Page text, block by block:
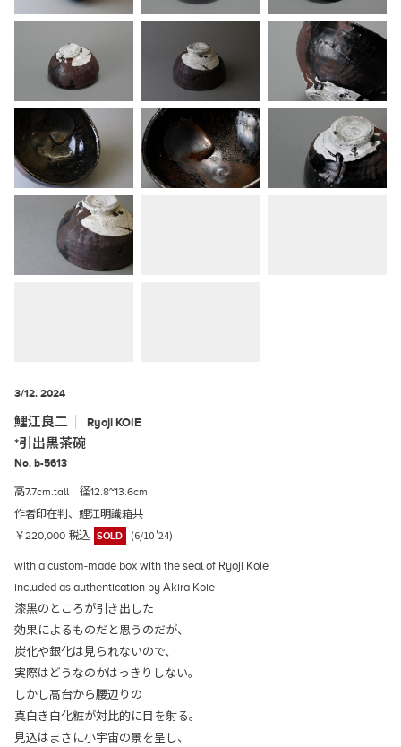
3/12. 2024
鯉江良二 Ryoji KOIE
*引出黒茶碗
No. b-5613
高7.7cm.tall 径12.8~13.6cm
作者印在判、鯉江明識箱共
￥220,000 税込
SOLD (6/10 '24)
with a custom-made box with the seal of Ryoji Koie
included as authentication by Akira Koie
漆黒のところが引き出した
効果によるものだと思うのだが、
炭化や銀化は見られないので、
実際はどうなのかはっきりしない。
しかし高台から腰辺りの
真白き白化粧が対比的に目を射る。
見込はまさに小宇宙の景を呈し、